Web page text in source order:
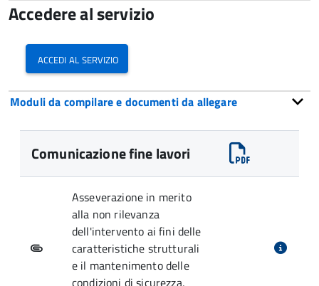
Accedere al servizio
accedi al servizio
Moduli da compilare e documenti da allegare
Comunicazione fine lavori
Asseverazione in merito
alla non rilevanza
dell'intervento ai fini delle
caratteristiche strutturali
e il mantenimento delle
condizioni di sicurezza,